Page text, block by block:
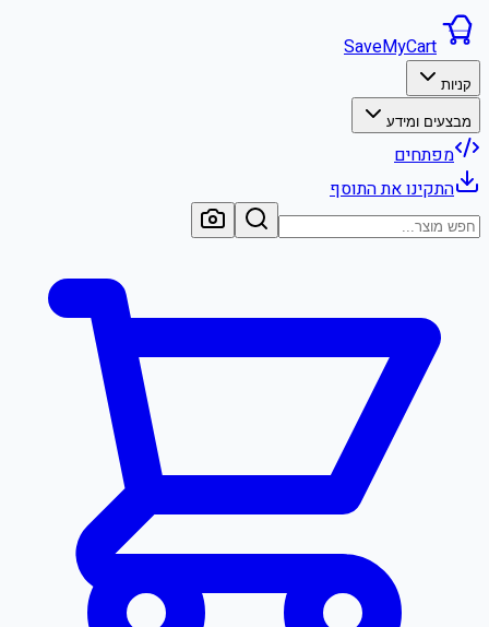
SaveMyCart
קניות
מבצעים ומידע
מפתחים
התקינו את התוסף